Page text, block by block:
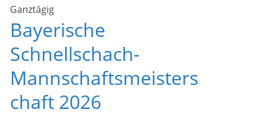
Ganztägig
Bayerische
Schnellschach-
Mannschaftsmeisters
chaft 2026